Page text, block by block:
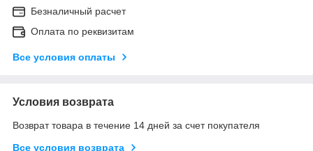
Безналичный расчет
Оплата по реквизитам
Все условия оплаты
Условия возврата
Возврат товара в течение 14 дней за счет покупателя
Все условия возврата